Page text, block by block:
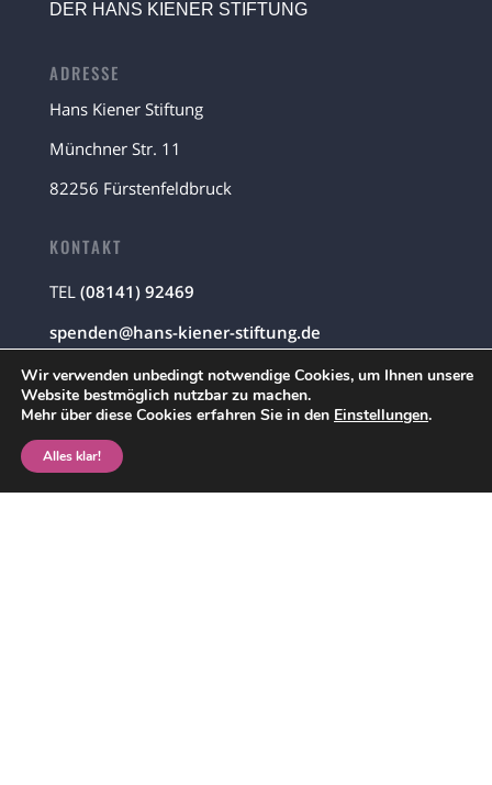
DER HANS KIENER STIFTUNG
ADRESSE
Hans Kiener Stiftung
Münchner Str. 11
82256 Fürstenfeldbruck
KONTAKT
TEL (08141) 92469
spenden@hans-kiener-stiftung.de
ERREICHBARKEIT
Montag bis Freitag
von 08:30-12:30 Uhr
Wir verwenden unbedingt notwendige Cookies, um Ihnen unsere
Website bestmöglich nutzbar zu machen.
Mehr über diese Cookies erfahren Sie in den Einstellungen.
Alles klar!